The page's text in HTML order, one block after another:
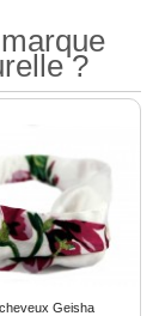
?
Geisha